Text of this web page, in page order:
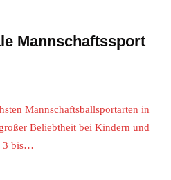
Mannschaftssport
Mannschaftsballsportarten in
Beliebtheit bei Kindern und
3 bis…